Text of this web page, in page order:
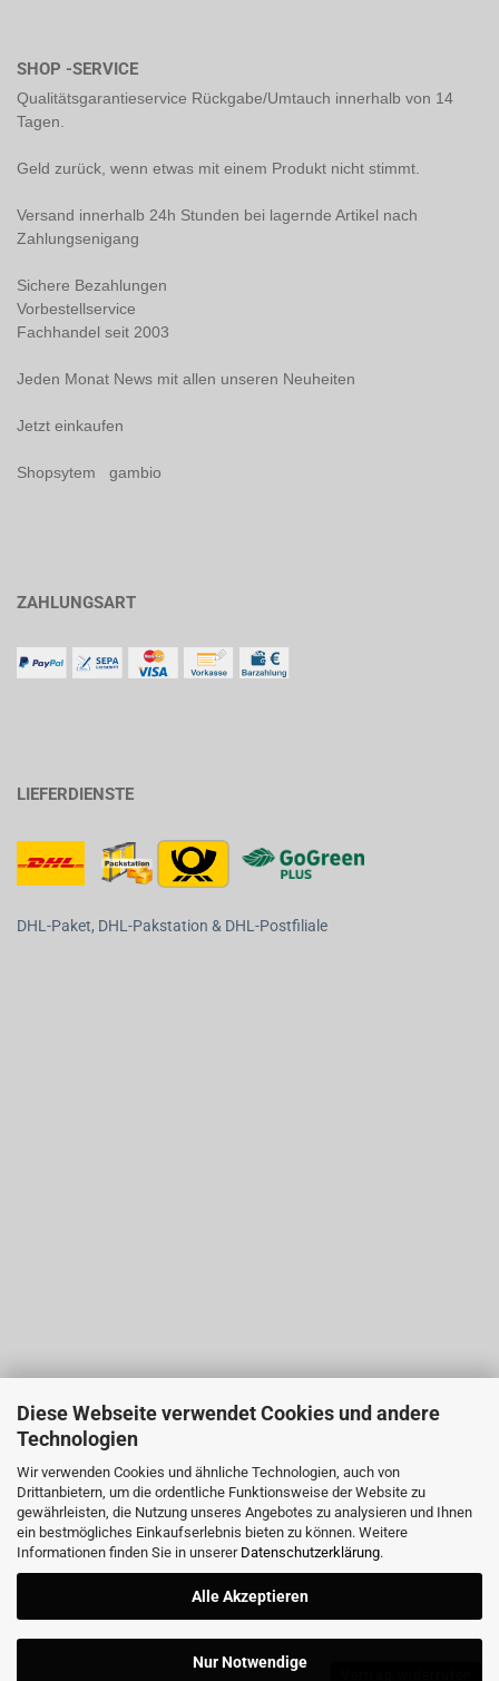
Diese Webseite verwendet Cookies und andere
Technologien
Wir verwenden Cookies und ähnliche Technologien, auch von
Drittanbietern, um die ordentliche Funktionsweise der Website zu
gewährleisten, die Nutzung unseres Angebotes zu analysieren und Ihnen
ein bestmögliches Einkaufserlebnis bieten zu können. Weitere
Informationen finden Sie in unserer Datenschutzerklärung.
Alle Akzeptieren
Nur Notwendige
SHOP -SERVICE
Qualitätsgarantieservice Rückgabe/Umtauch innerhalb von 14
Tagen.
Geld zurück, wenn etwas mit einem Produkt nicht stimmt.
Versand innerhalb 24h Stunden bei lagernde Artikel nach
Zahlungsenigang
Sichere Bezahlungen
Vorbestellservice
Fachhandel seit 2003
Jeden Monat News mit allen unseren Neuheiten
Jetzt einkaufen
Shopsytem gambio
ZAHLUNGSART
LIEFERDIENSTE
DHL-Paket, DHL-Pakstation & DHL-Postfiliale